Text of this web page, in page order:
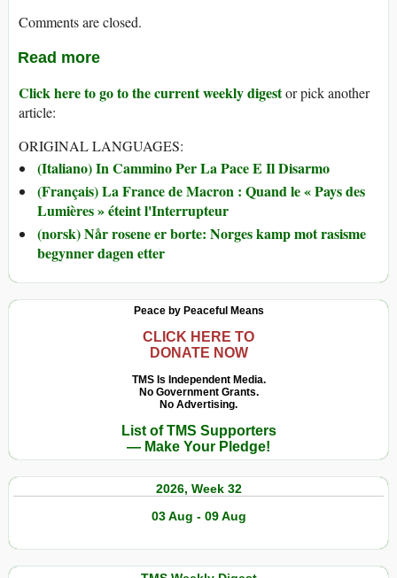
Comments are closed.
Read more
Click here to go to the current weekly digestor pick another
article:
ORIGINAL LANGUAGES:
(Italiano) In Cammino Per La Pace E Il Disarmo
(Français) La France de Macron : Quand le « Pays des
Lumières » éteint l'Interrupteur
(norsk) Når rosene er borte: Norges kamp mot rasisme
begynner dagen etter
Peace by Peaceful Means
CLICK HERE TO
DONATE NOW
TMS Is Independent Media.
No Government Grants.
No Advertising.
List of TMS Supporters
— Make Your Pledge!
2026, Week 32
03 Aug - 09 Aug